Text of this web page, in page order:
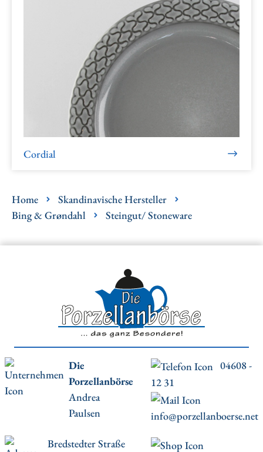
Cordial
Home
Skandinavische Hersteller
Bing & Grøndahl
Steingut/ Stoneware
Die
Porzellanbörse
Andrea
Paulsen
04608 -
12 31
info@porzellanboerse.net
Bredstedter Straße